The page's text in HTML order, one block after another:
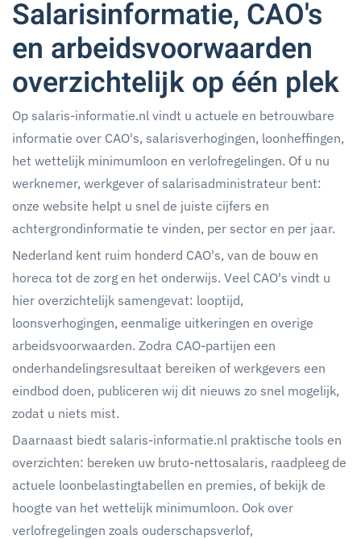
Salarisinformatie, CAO's
en arbeidsvoorwaarden
overzichtelijk op één plek
Op salaris-informatie.nl vindt u actuele en betrouwbare
informatie over CAO's, salarisverhogingen, loonheffingen,
het wettelijk minimumloon en verlofregelingen. Of u nu
werknemer, werkgever of salarisadministrateur bent:
onze website helpt u snel de juiste cijfers en
achtergrondinformatie te vinden, per sector en per jaar.
Nederland kent ruim honderd CAO's, van de bouw en
horeca tot de zorg en het onderwijs. Veel CAO's vindt u
hier overzichtelijk samengevat: looptijd,
loonsverhogingen, eenmalige uitkeringen en overige
arbeidsvoorwaarden. Zodra CAO-partijen een
onderhandelingsresultaat bereiken of werkgevers een
eindbod doen, publiceren wij dit nieuws zo snel mogelijk,
zodat u niets mist.
Daarnaast biedt salaris-informatie.nl praktische tools en
overzichten: bereken uw bruto-nettosalaris, raadpleeg de
actuele loonbelastingtabellen en premies, of bekijk de
hoogte van het wettelijk minimumloon. Ook over
verlofregelingen zoals ouderschapsverlof,